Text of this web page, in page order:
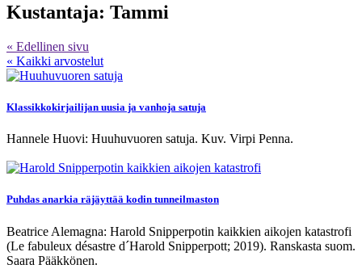
Kustantaja: Tammi
« Edellinen sivu
« Kaikki arvostelut
Klassikkokirjailijan uusia ja vanhoja satuja
Hannele Huovi: Huuhuvuoren satuja. Kuv. Virpi Penna.
Puhdas anarkia räjäyttää kodin tunneilmaston
Beatrice Alemagna: Harold Snipperpotin kaikkien aikojen katastrofi
(Le fabuleux désastre d´Harold Snipperpott; 2019). Ranskasta suom.
Saara Pääkkönen.